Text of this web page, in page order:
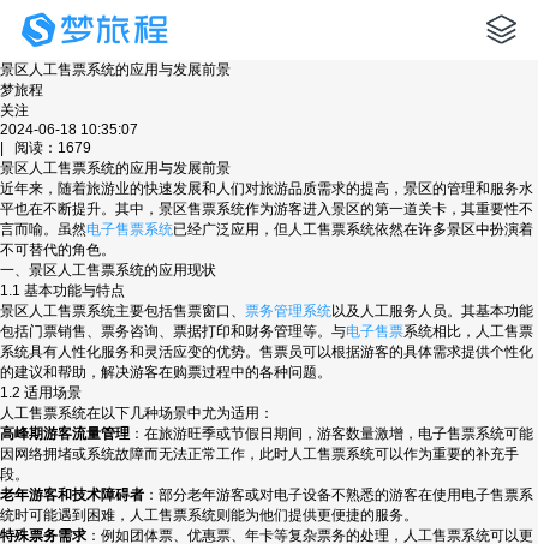
景区人工售票系统的应用与发展前景
梦旅程
关注
2024-06-18 10:35:07
| 阅读：1679
景区人工售票系统的应用与发展前景
近年来，随着旅游业的快速发展和人们对旅游品质需求的提高，景区的管理和服务水
平也在不断提升。其中，景区售票系统作为游客进入景区的第一道关卡，其重要性不
言而喻。虽然电子售票系统已经广泛应用，但人工售票系统依然在许多景区中扮演着
不可替代的角色。
一、景区人工售票系统的应用现状
1.1 基本功能与特点
景区人工售票系统主要包括售票窗口、 票务管理系统以及人工服务人员。其基本功能
包括门票销售、票务咨询、票据打印和财务管理等。与电子售票系统相比，人工售票
系统具有人性化服务和灵活应变的优势。售票员可以根据游客的具体需求提供个性化
的建议和帮助，解决游客在购票过程中的各种问题。
1.2 适用场景
人工售票系统在以下几种场景中尤为适用：
高峰期游客流量管理 ：在旅游旺季或节假日期间，游客数量激增，电子售票系统可能
因网络拥堵或系统故障而无法正常工作，此时人工售票系统可以作为重要的补充手
段。
老年游客和技术障碍者 ：部分老年游客或对电子设备不熟悉的游客在使用电子售票系
统时可能遇到困难，人工售票系统则能为他们提供更便捷的服务。
特殊票务需求 ：例如团体票、优惠票、年卡等复杂票务的处理，人工售票系统可以更